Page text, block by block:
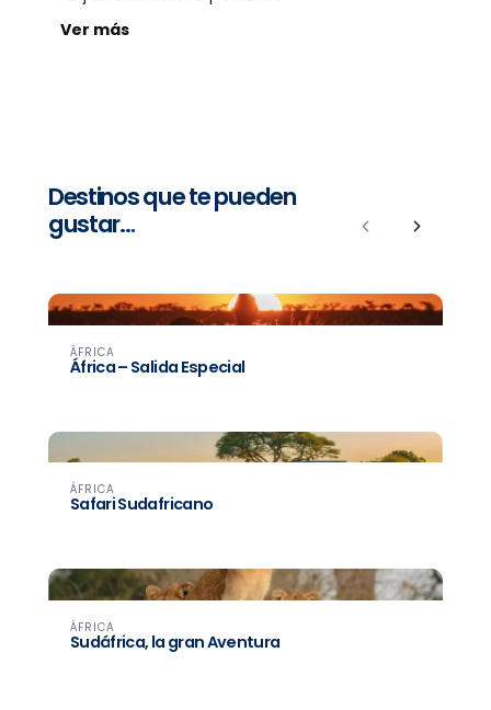
Ver más
Destinos que te pueden
gustar…
PreviousNext
ÁFRICA
África – Salida Especial
ÁFRICA
Safari Sudafricano
ÁFRICA
Sudáfrica, la gran Aventura